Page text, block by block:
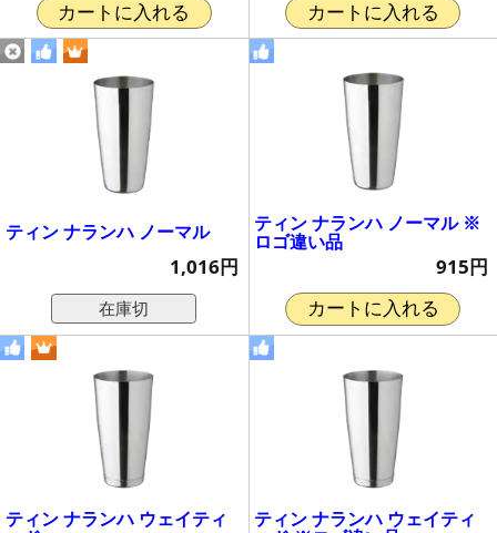
カートに入れる カートに入れる
ティン ナランハ ノーマル
1,016円
在庫切
ティン ナランハ ノーマル ※
ロゴ違い品
915円
カートに入れる
ティン ナランハ ウェイティ ティン ナランハ ウェイティ